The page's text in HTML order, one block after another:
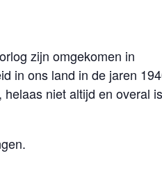
zijn omgekomen in
in ons land in de jaren
niet altijd en overal is